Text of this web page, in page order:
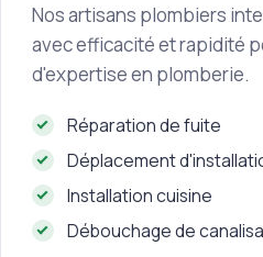
Nos artisans plombiers
avec efficacité et rapidité
d'expertise en plomberie.
Réparation de fuite
Déplacement
Installation cuisine
Débouchage de